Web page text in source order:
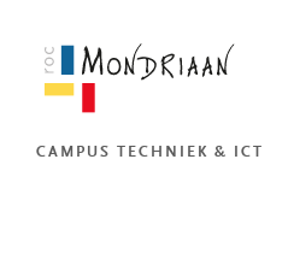
CAMPUS TECHNIEK & ICT